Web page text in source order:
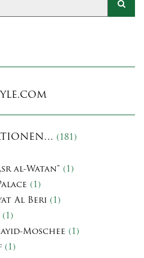
(181)
al-Watan" (1)
(1)
Al Beri (1)
(1)
Moschee (1)
(1)